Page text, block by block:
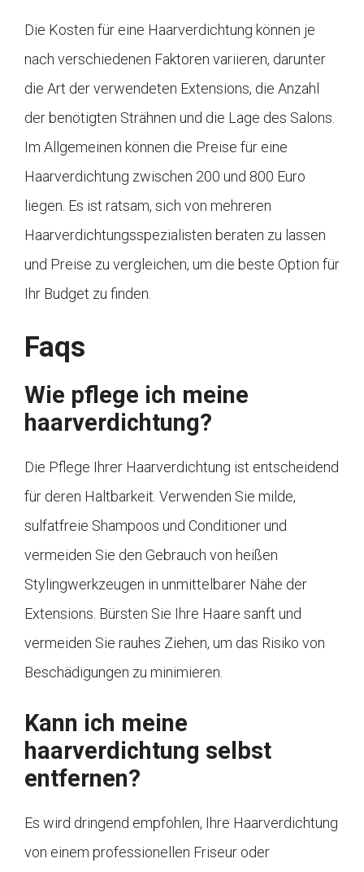
Die Kosten für eine Haarverdichtung können je
nach verschiedenen Faktoren variieren, darunter
die Art der verwendeten Extensions, die Anzahl
der benötigten Strähnen und die Lage des Salons.
Im Allgemeinen können die Preise für eine
Haarverdichtung zwischen 200 und 800 Euro
liegen. Es ist ratsam, sich von mehreren
Haarverdichtungsspezialisten beraten zu lassen
und Preise zu vergleichen, um die beste Option für
Ihr Budget zu finden.
Faqs
Wie pflege ich meine
haarverdichtung?
Die Pflege Ihrer Haarverdichtung ist entscheidend
für deren Haltbarkeit. Verwenden Sie milde,
sulfatfreie Shampoos und Conditioner und
vermeiden Sie den Gebrauch von heißen
Stylingwerkzeugen in unmittelbarer Nähe der
Extensions. Bürsten Sie Ihre Haare sanft und
vermeiden Sie rauhes Ziehen, um das Risiko von
Beschädigungen zu minimieren.
Kann ich meine
haarverdichtung selbst
entfernen?
Es wird dringend empfohlen, Ihre Haarverdichtung
von einem professionellen Friseur oder